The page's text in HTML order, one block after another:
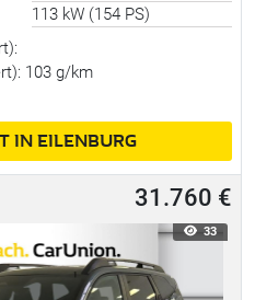
113 kW (154 PS)
103 g/km
IN EILENBURG
31.760 €
33